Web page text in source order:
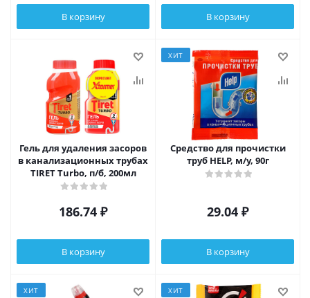
В корзину В корзину
Гель для удаления засоров
в канализационных трубах
TIRET Тurbo, п/б, 200мл
186.74 ₽
В корзину
ХИТ
Средство для прочистки
труб HELP, м/у, 90г
29.04 ₽
В корзину
ХИТ ХИТ